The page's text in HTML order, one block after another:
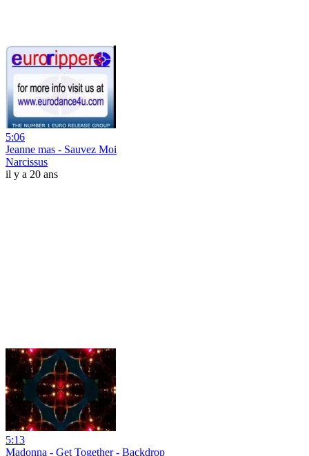
5:06
Jeanne mas - Sauvez Moi
Narcissus
il y a 20 ans
5:13
Madonna - Get Together - Backdrop